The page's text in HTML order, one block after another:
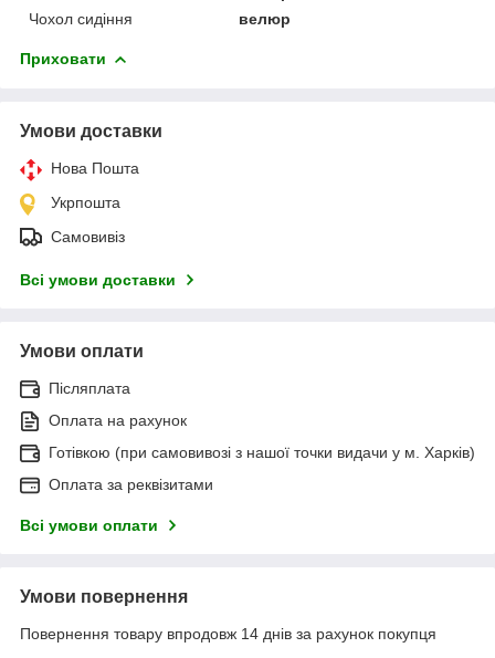
Чохол сидіння
велюр
Приховати
Умови доставки
Нова Пошта
Укрпошта
Самовивіз
Всі умови доставки
Умови оплати
Післяплата
Оплата на рахунок
Готівкою (при самовивозі з нашої точки видачи у м. Харків)
Оплата за реквізитами
Всі умови оплати
Умови повернення
Повернення товару впродовж 14 днів за рахунок покупця